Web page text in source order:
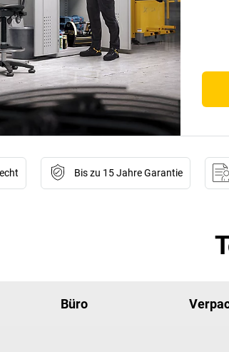
Bis zu 15 Jahre Garantie
Büro